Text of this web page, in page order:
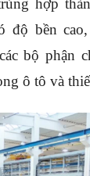
hợp
độ bền cao,
bộ phận
ô tô và